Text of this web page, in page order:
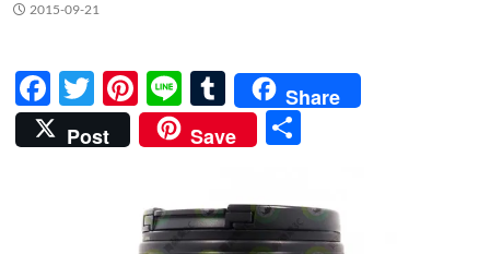
2015-09-21
F
ac
e
T
w
itt
Pi
nt
er
t
Li
n
e
T
u
m
bl
r
Share
Post
Save